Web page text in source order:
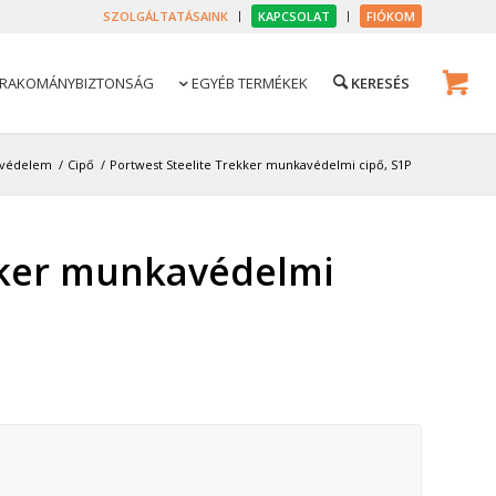
SZOLGÁLTATÁSAINK KAPCSOLAT FIÓKOM
RAKOMÁNYBIZTONSÁG  EGYÉB TERMÉKEK
/ Cipő / Portwest Steelite Trekker munkavédelmi cipő, S1P
munkavédelmi